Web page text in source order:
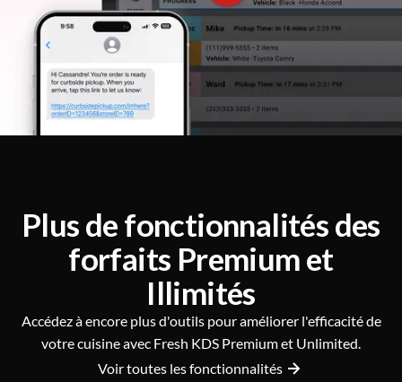
Plus de fonctionnalités des
forfaits Premium et
Illimités
Accédez à encore plus d'outils pour améliorer l'efficacité de
votre cuisine avec Fresh KDS Premium et Unlimited.
Voir toutes les fonctionnalités